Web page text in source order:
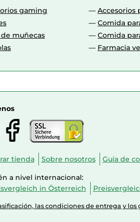
molido
gaming
de muñecas
Accesorios
Comida
Comida
Farmacia
tienda Sobre nosotros Guía de
a nivel internacional:
in Österreich
las condiciones de entrega y los